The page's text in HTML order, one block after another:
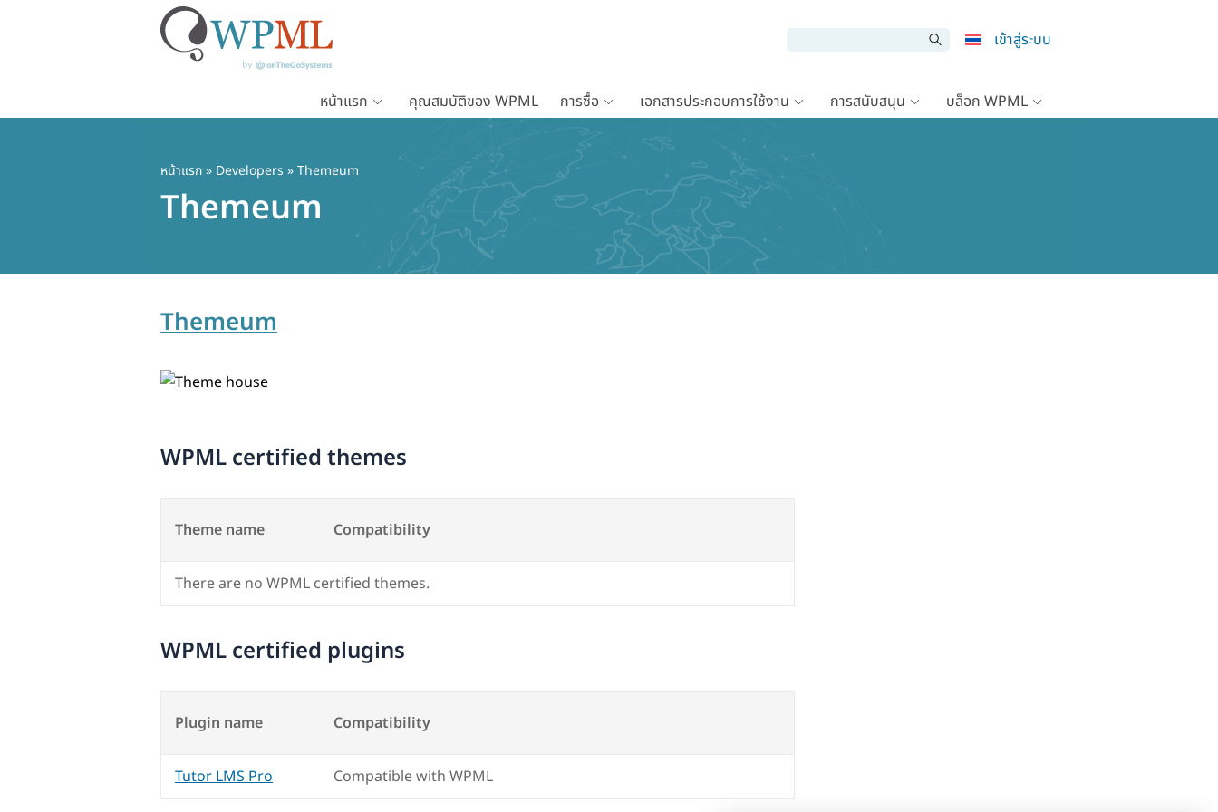
เข้าสู่ระบบ
หน้าแรก คุณสมบัติของ WPML การซื้อ เอกสารประกอบการใช้งาน การสนับสนุน บล็อก WPML
หน้าแรก» Developers » Themeum
Themeum
Themeum
WPML certified themes
Theme name Compatibility
There are no WPML certified themes.
WPML certified plugins
Plugin name Compatibility
Tutor LMS Pro Compatible with WPML